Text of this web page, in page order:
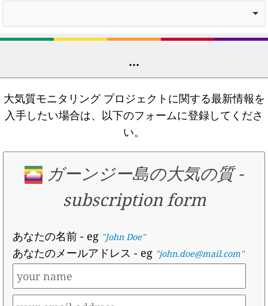
...
大気質モニタリング プロジェクトに関する最新情報を
入手したい場合は、以下のフォームに登録してくださ
い。
ガーンジー島の大気の質-
subscription form
あなたの名前- eg "John Doe"
あなたのメールアドレス - eg "john.doe@mail.com"